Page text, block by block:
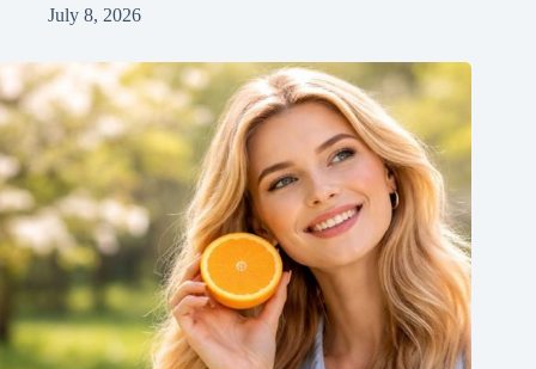
July 8, 2026